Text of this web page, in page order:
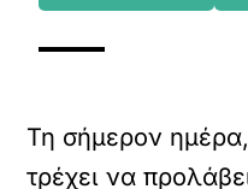
Τη σήμερον
τρέχει να